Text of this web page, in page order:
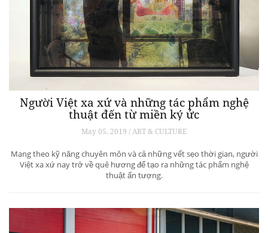
Người Việt xa xứ và những tác phẩm nghệ
thuật đến từ miền ký ức
May 05, 2019 / ART & CULTURE
Mang theo kỹ năng chuyên môn và cả những vết sẹo thời gian, người
Việt xa xứ nay trở về quê hương để tạo ra những tác phẩm nghệ
thuật ấn tượng.